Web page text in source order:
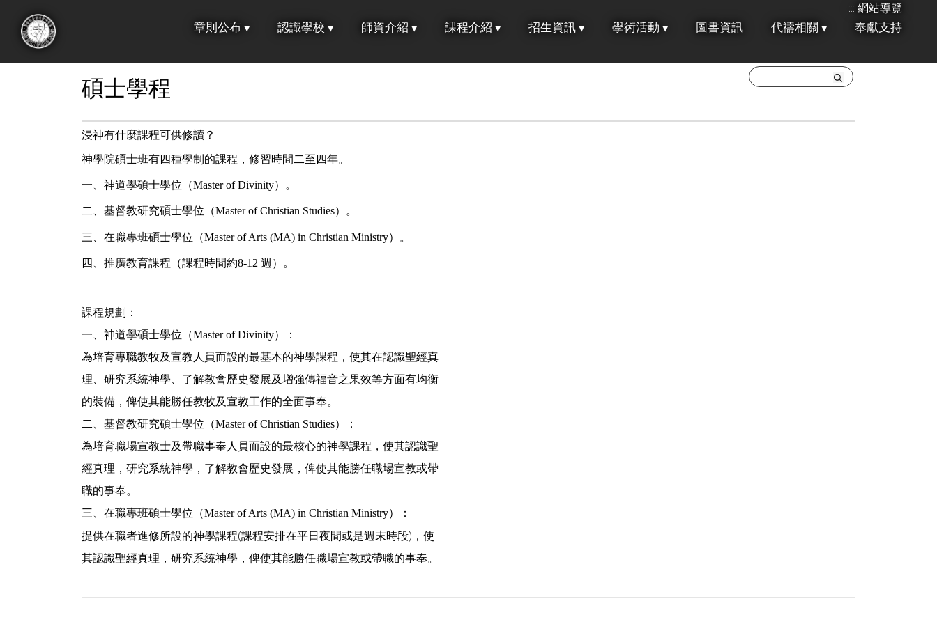
::: 網站導覽
章則公布 認識學校 師資介紹 課程介紹 招生資訊 學術活動 圖書資訊 代禱相關 奉獻支持
碩士學程
浸神有什麼課程可供修讀？
神學院碩士班有四種學制的課程，修習時間二至四年。
一、神道學碩士學位（Master of Divinity）。
二、基督教研究碩士學位（Master of Christian Studies）。
三、在職專班碩士學位（Master of Arts (MA) in Christian Ministry）。
四、推廣教育課程（課程時間約8-12 週）。
課程規劃：
一、神道學碩士學位（Master of Divinity）：
為培育專職教牧及宣教人員而設的最基本的神學課程，使其在認識聖經真
理、研究系統神學、了解教會歷史發展及增強傳福音之果效等方面有均衡
的裝備，俾使其能勝任教牧及宣教工作的全面事奉。
二、基督教研究碩士學位（Master of Christian Studies）：
為培育職場宣教士及帶職事奉人員而設的最核心的神學課程，使其認識聖
經真理，研究系統神學，了解教會歷史發展，俾使其能勝任職場宣教或帶
職的事奉。
三、在職專班碩士學位（Master of Arts (MA) in Christian Ministry）：
提供在職者進修所設的神學課程(課程安排在平日夜間或是週末時段)，使
其認識聖經真理，研究系統神學，俾使其能勝任職場宣教或帶職的事奉。